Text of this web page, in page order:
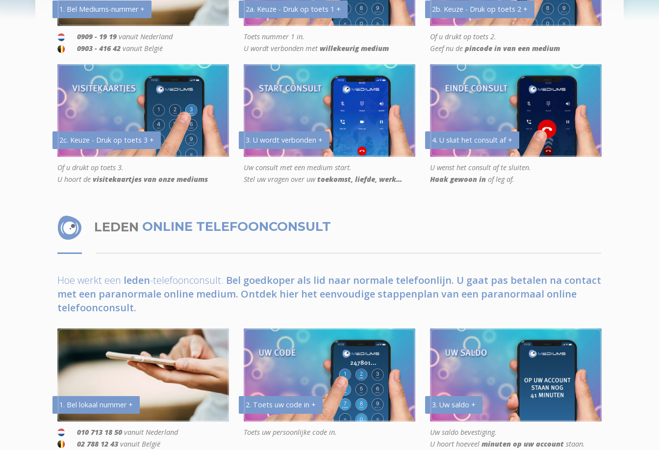
1. Bel Mediums-nummer +
0909 - 19 19 vanuit Nederland
0903 - 416 42 vanuit België
2a. Keuze - Druk op toets 1 +
Toets nummer 1 in.
U wordt verbonden met willekeurig medium
2b. Keuze - Druk op toets 2 +
Of u drukt op toets 2.
Geef nu de pincode in van een medium
2c. Keuze - Druk op toets 3 +
Of u drukt op toets 3.
U hoort de visitekaartjes van onze mediums
3. U wordt verbonden +
Uw consult met een medium start.
Stel uw vragen over uwtoekomst, liefde, werk...
4. U sluit het consult af +
U wenst het consult af te sluiten.
Haak gewoon in of leg af.
LEDEN ONLINE TELEFOONCONSULT
Hoe werkt een leden-telefoonconsult. Bel goedkoper als lid naar normale telefoonlijn. U gaat pas betalen na contact
met een paranormale online medium. Ontdek hier het eenvoudige stappenplan van een paranormaal online
telefoonconsult.
1. Bel lokaal nummer +
010 713 18 50 vanuit Nederland
02 788 12 43 vanuit België
2. Toets uw code in +
Toets uw persoonlijke code in.
3. Uw saldo +
Uw saldo bevestiging.
U hoort hoeveel minuten op uw account staan.